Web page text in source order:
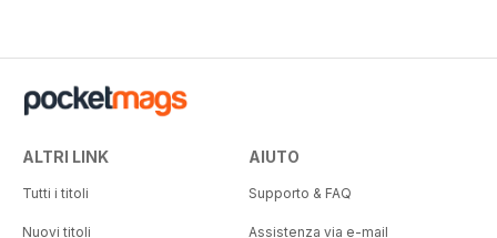
ALTRI LINK
Tutti i titoli
Nuovi titoli
AIUTO
Supporto & FAQ
Assistenza via e-mail